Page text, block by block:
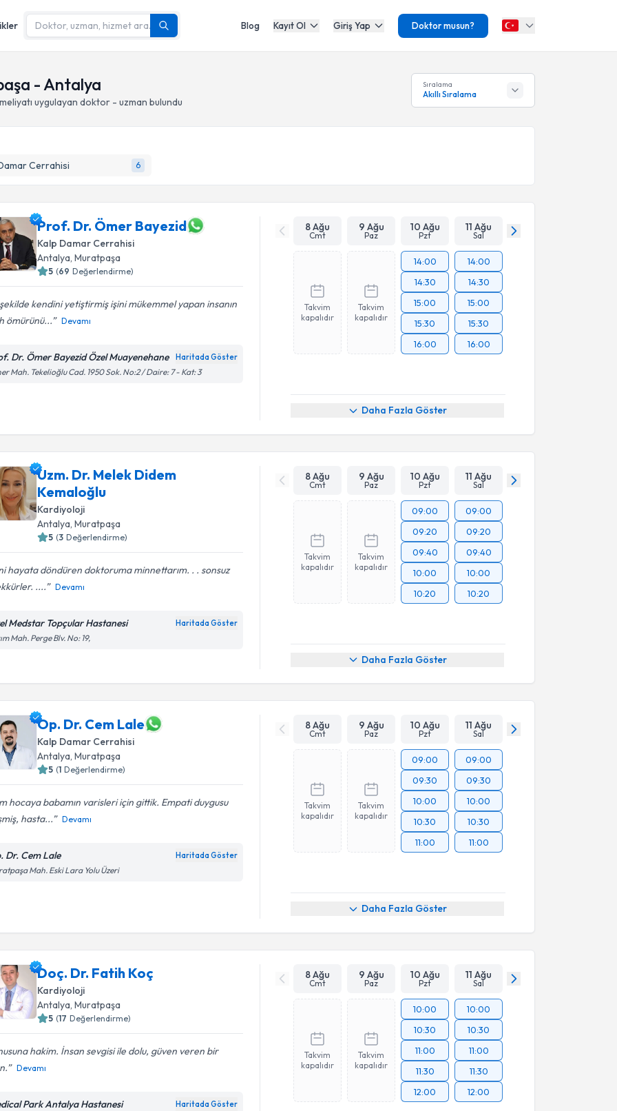
Blog Kayıt Ol Giriş Yap Doktor musun?
- Antalya
uygulayan doktor - uzman bulundu
Sıralama
Akıllı Sıralama
Cerrahisi 6
Prof. Dr. Ömer Bayezid
Kalp Damar Cerrahisi
Antalya, Muratpaşa
5 (69 Değerlendirme)
kendini yetiştirmiş işini mükemmel yapan insanın
ömürünü...
Devamı
Dr. Ömer Bayezid Özel Muayenehane Haritada Göster
Mah. Tekelioğlu Cad. 1950 Sok. No:2 / Daire: 7 - Kat: 3
8 Ağu
Cmt
9 Ağu
Paz
10 Ağu
Pzt
11 Ağu
Sal
Takvim
kapalıdır
Takvim
kapalıdır
14:00
14:30
15:00
15:30
16:00
14:00
14:30
15:00
15:30
16:00
Daha Fazla Göster
Uzm. Dr. Melek Didem
Kemaloğlu
Kardiyoloji
Antalya , Muratpaşa
5 (3 Değerlendirme)
hayata döndüren doktoruma minnettarım. . . sonsuz
....
Devamı
Medstar Topçular Hastanesi Haritada Göster
Mah. Perge Blv. No: 19,
8 Ağu
Cmt
9 Ağu
Paz
10 Ağu
Pzt
11 Ağu
Sal
Takvim
kapalıdır
Takvim
kapalıdır
09:00
09:20
09:40
10:00
10:20
09:00
09:20
09:40
10:00
10:20
Daha Fazla Göster
Op. Dr. Cem Lale
Kalp Damar Cerrahisi
Antalya, Muratpaşa
5 (1 Değerlendirme)
hocaya babamın varisleri için gittik. Empati duygusu
hasta...
Devamı
Dr. Cem Lale Haritada Göster
Mah. Eski Lara Yolu Üzeri
8 Ağu
Cmt
9 Ağu
Paz
10 Ağu
Pzt
11 Ağu
Sal
Takvim
kapalıdır
Takvim
kapalıdır
09:00
09:30
10:00
10:30
11:00
09:00
09:30
10:00
10:30
11:00
Daha Fazla Göster
Doç. Dr. Fatih Koç
Kardiyoloji
Antalya , Muratpaşa
5 (17 Değerlendirme)
hakim. İnsan sevgisi ile dolu, güven veren bir
Devamı
Park Antalya Hastanesi Haritada Göster
8 Ağu
Cmt
9 Ağu
Paz
10 Ağu
Pzt
11 Ağu
Sal
Takvim
kapalıdır
Takvim
kapalıdır
10:00
10:30
11:00
11:30
12:00
10:00
10:30
11:00
11:30
12:00